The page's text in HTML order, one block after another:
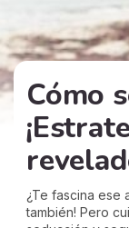
Cómo
¿Te fascina ese
también! Pero